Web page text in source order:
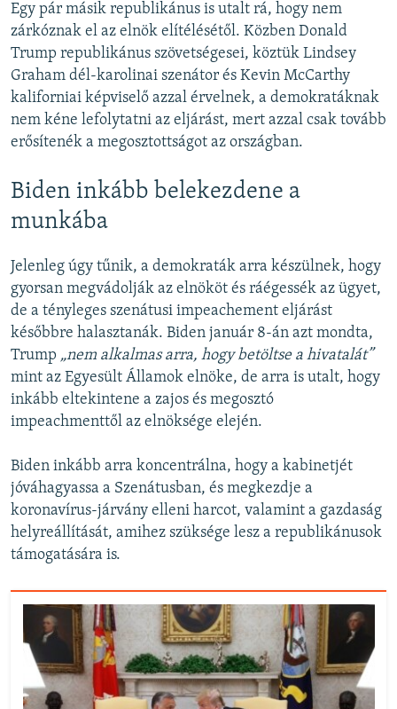
Egy pár másik republikánus is utalt rá, hogy nem
zárkóznak el az elnök elítélésétől. Közben Donald
Trump republikánus szövetségesei, köztük Lindsey
Graham dél-karolinai szenátor és Kevin McCarthy
kaliforniai képviselő azzal érvelnek, a demokratáknak
nem kéne lefolytatni az eljárást, mert azzal csak tovább
erősítenék a megosztottságot az országban.
Biden inkább belekezdene a
munkába
Jelenleg úgy tűnik, a demokraták arra készülnek, hogy
gyorsan megvádolják az elnököt és ráégessék az ügyet,
de a tényleges szenátusi impeachement eljárást
későbbre halasztanák. Biden január 8-án azt mondta,
Trump „nem alkalmas arra, hogy betöltse a hivatalát”
mint az Egyesült Államok elnöke, de arra is utalt, hogy
inkább eltekintene a zajos és megosztó
impeachmenttől az elnöksége elején.
Biden inkább arra koncentrálna, hogy a kabinetjét
jóváhagyassa a Szenátusban, és megkezdje a
koronavírus-járvány elleni harcot, valamint a gazdaság
helyreállítását, amihez szüksége lesz a republikánusok
támogatására is.